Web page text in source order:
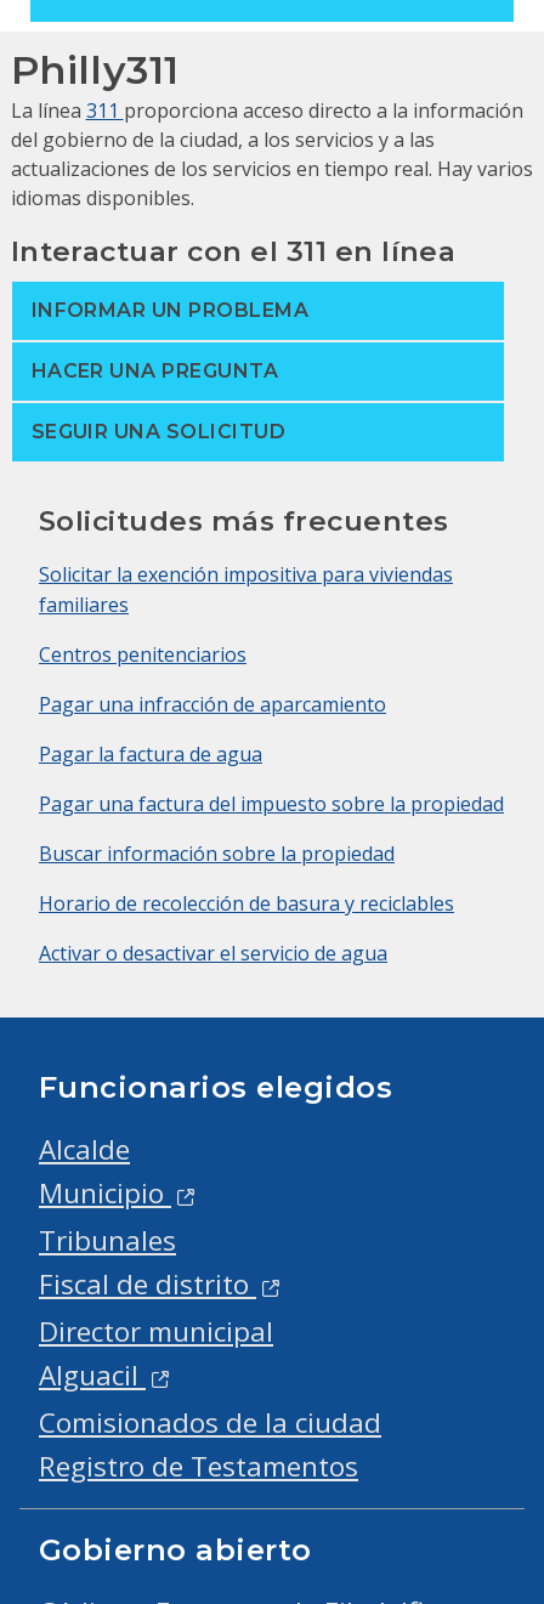
Philly311
La línea 311 proporciona acceso directo a la información
del gobierno de la ciudad, a los servicios y a las
actualizaciones de los servicios en tiempo real. Hay varios
idiomas disponibles.
Interactuar con el 311 en línea
INFORMAR UN PROBLEMA
HACER UNA PREGUNTA
SEGUIR UNA SOLICITUD
Solicitudes más frecuentes
Solicitar la exención impositiva para viviendas
familiares
Centros penitenciarios
Pagar una infracción de aparcamiento
Pagar la factura de agua
Pagar una factura del impuesto sobre la propiedad
Buscar información sobre la propiedad
Horario de recolección de basura y reciclables
Activar o desactivar el servicio de agua
Funcionarios elegidos
Alcalde
Municipio
Tribunales
Fiscal de distrito
Director municipal
Alguacil
Comisionados de la ciudad
Registro de Testamentos
Gobierno abierto